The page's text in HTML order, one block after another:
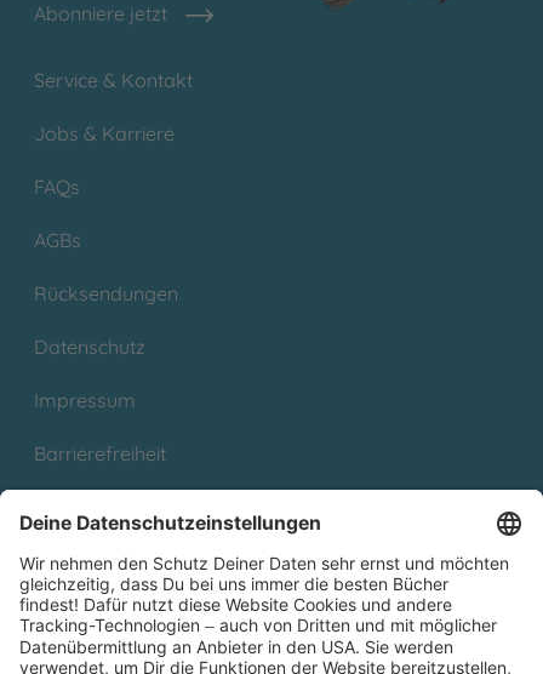
Abonniere jetzt
Service & Kontakt
Jobs & Karriere
FAQs
AGBs
Rücksendungen
Datenschutz
Impressum
Barrierefreiheit
Partnerprogramm (Affiliate)
Folge uns auf